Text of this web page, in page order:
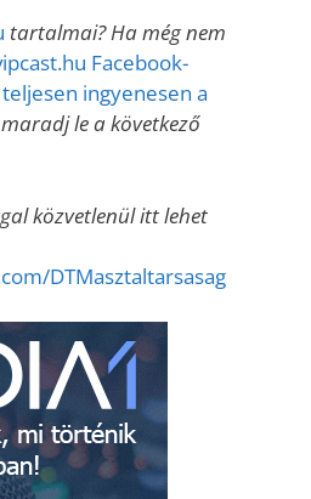
tartalmai? Ha még nem
Facebook-
ingyenesen a
le a következő
közvetlenül itt lehet
DTMasztaltarsasag